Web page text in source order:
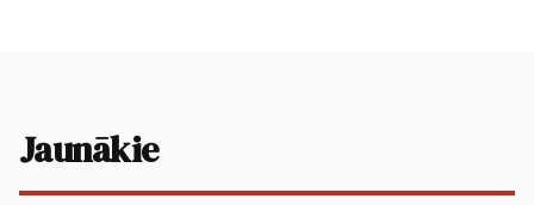
Jaunākie